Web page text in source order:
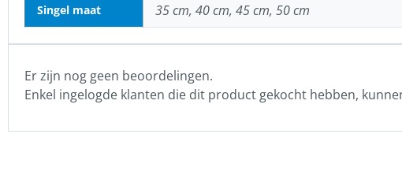
Singel maat 35 cm, 40 cm, 45 cm, 50 cm
Er zijn nog geen beoordelingen.
Enkel ingelogde klanten die dit product gekocht hebben,